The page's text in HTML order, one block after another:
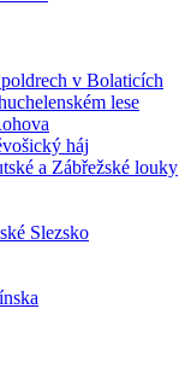
v Bolaticích
lese
háj
a Zábřežské louky
Slezsko